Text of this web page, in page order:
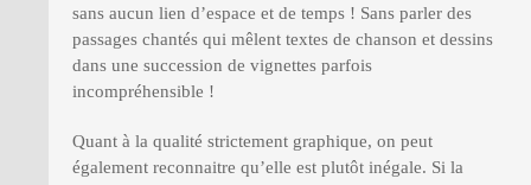
sans aucun lien d’espace et de temps ! Sans parler des
passages chantés qui mêlent textes de chanson et dessins
dans une succession de vignettes parfois
incompréhensible !
Quant à la qualité strictement graphique, on peut
également reconnaitre qu’elle est plutôt inégale. Si la